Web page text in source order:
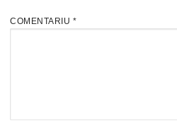
COMENTARIU *